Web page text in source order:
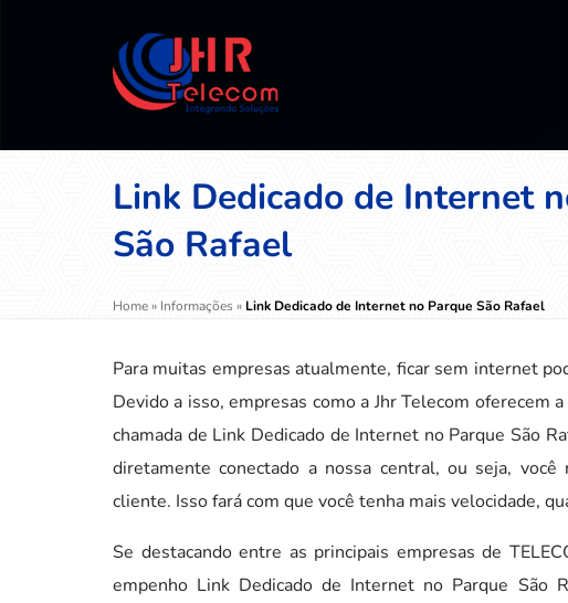
Link Dedicado de Internet
São Rafael
Home» Informações »Link Dedicado de Internet no Parque São Rafael
Para muitas empresas atualmente, ficar sem internet
Devido a isso, empresas como a Jhr Telecom oferecem
chamada de Link Dedicado de Internet no Parque São
diretamente conectado a nossa central, ou seja,
cliente. Isso fará com que você tenha mais velocidade,
Se destacando entre as principais empresas de
empenho Link Dedicado de Internet no Parque São